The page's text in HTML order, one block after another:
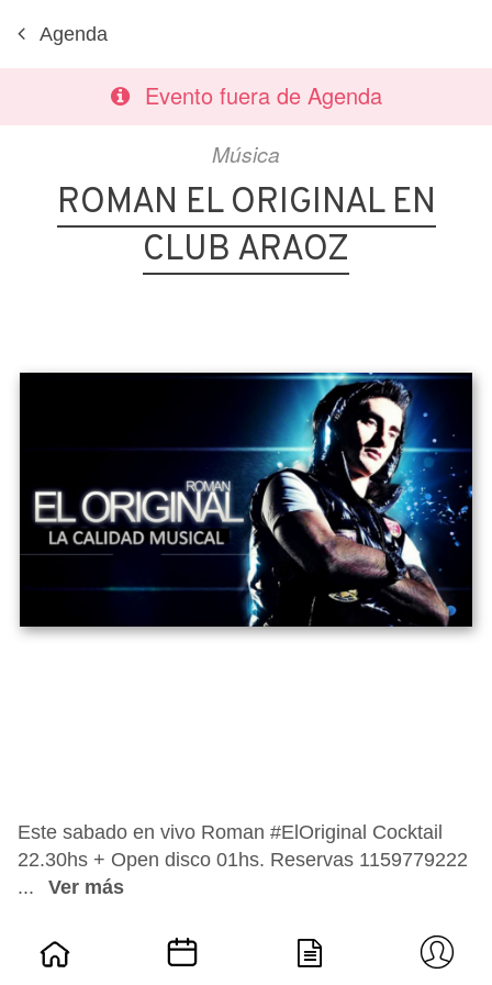
Agenda
Evento fuera de Agenda
Música
ROMAN EL ORIGINAL EN
CLUB ARAOZ
Este sabado en vivo Roman ‪#‎ElOriginal‬ Cocktail
22.30hs + Open disco 01hs. ‪Reservas‬ 1159779222
...
Ver más